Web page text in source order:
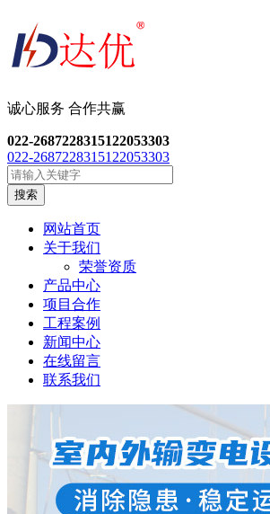
诚心服务 合作共赢
022-2687228315122053303
022-2687228315122053303
搜索
网站首页
关于我们
荣誉资质
产品中心
项目合作
工程案例
新闻中心
在线留言
联系我们